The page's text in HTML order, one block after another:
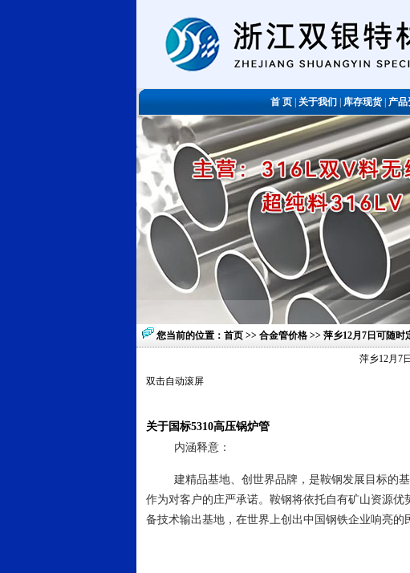
首 页关于我们库存现货|产
您当前的位置： 首页 >> 合金管价格 >> 萍乡12月7日可随时
萍乡12月7
双击自动滚屏
关于国标5310高压锅炉管
内涵释意：
建精品基地、创世界品牌，是鞍钢发展目标的
作为对客户的庄严承诺。鞍钢将依托自有矿山资源
备技术输出基地，在世界上创出中国钢铁企业响亮的